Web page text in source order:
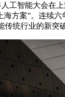
智能大会在上
海方案”。连续
传统行业的新突